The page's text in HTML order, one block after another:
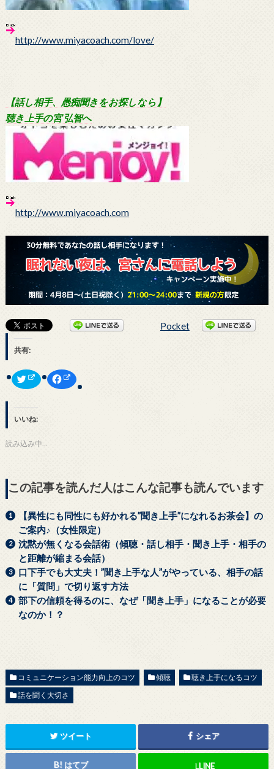
http://www.miyacoach.com/love/
【話し相手、愚痴聞きをお探しなら】
聴き上手の宮 弘智へ
http://www.miyacoach.com
Pocket
共有:
ク
ッ
し
て
T
t
共
有
(
し
い
ウ
ィ
ン
ド
ウ
で
開
き
ま
す
)
F
c
は
ク
リ
ク
し
て
く
だ
さ
い
(
新
し
い
ウ
ィ
ン
ド
いいね:
読み込み中…
この記事を読んだ人はこんな記事も読んでいます
【異性にも同性にも好かれる”聞き上手”になれるお茶会】の
ご案内♪（女性限定）
沈黙が無くなる会話術（傾聴・話し相手・聞き上手・相手の
と距離が縮まる会話）
口下手でも大丈夫！”聞き上手な人”がやっている、相手の話
に「質問」で切り返す方法
部下の信頼を得るのに、なぜ「聞き上手」になることが必要
なのか！？
コミュニケーション能力向上のコツ 傾聴
聴き上手になるコツ
話を聞く大切さ
ツイート シェア
はてブ LLINE